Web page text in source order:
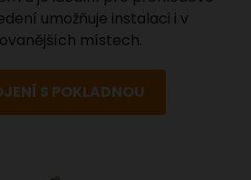
umožňuje instalaci i v
místech.
S POKLADNOU